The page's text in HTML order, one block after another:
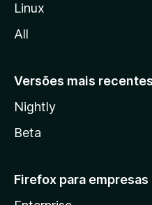
a
Linux
All
Versões mais recentes
Nightly
Beta
Firefox para empresas